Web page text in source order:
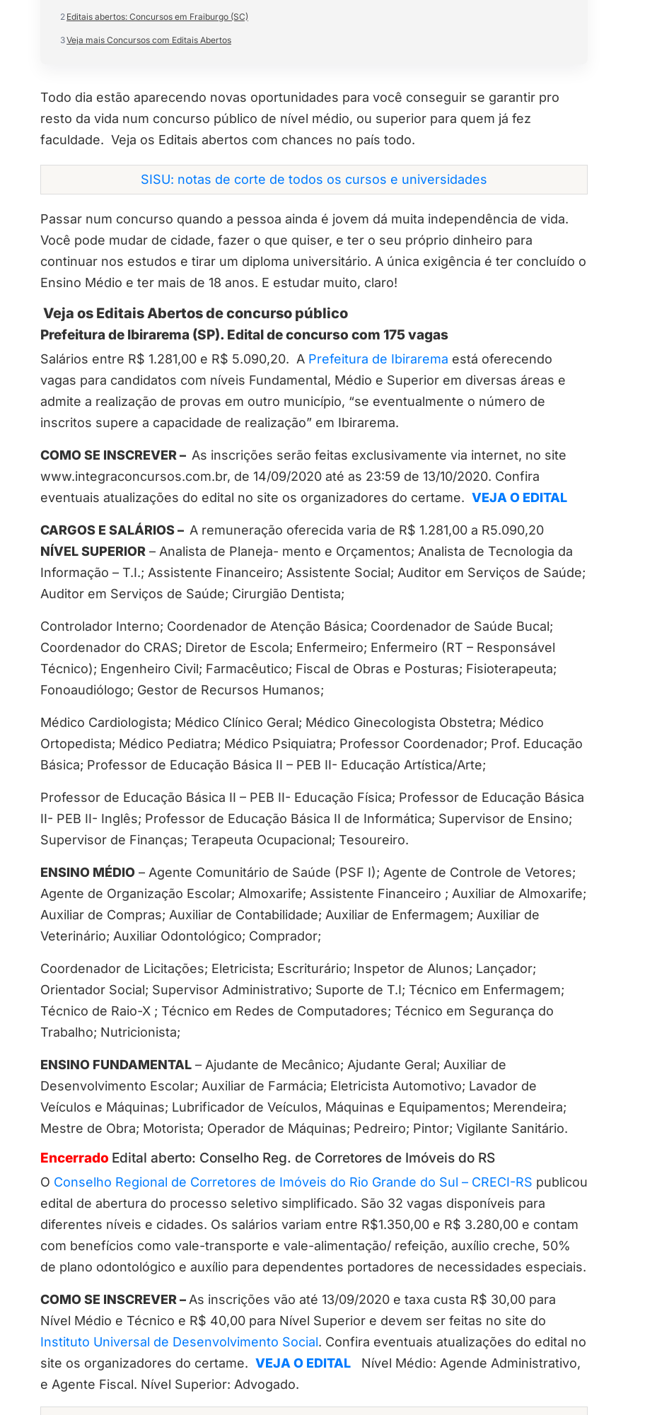
2 Editais abertos: Concursos em Fraiburgo (SC)
3Veja mais Concursos com Editais Abertos
Todo dia estão aparecendo novas oportunidades para você conseguir se garantir pro
resto da vida num concurso público de nível médio, ou superior para quem já fez
faculdade. Veja os Editais abertos com chances no país todo.
SISU: notas de corte de todos os cursos e universidades
Passar num concurso quando a pessoa ainda é jovem dá muita independência de vida.
Você pode mudar de cidade, fazer o que quiser, e ter o seu próprio dinheiro para
continuar nos estudos e tirar um diploma universitário. A única exigência é ter concluído o
Ensino Médio e ter mais de 18 anos. E estudar muito, claro!
Veja os Editais Abertos de concurso público
Prefeitura de Ibirarema (SP). Edital de concurso com 175 vagas
Salários entre R$ 1.281,00 e R$ 5.090,20. A Prefeitura de Ibirarema está oferecendo
vagas para candidatos com níveis Fundamental, Médio e Superior em diversas áreas e
admite a realização de provas em outro município, “se eventualmente o número de
inscritos supere a capacidade de realização” em Ibirarema.
COMO SE INSCREVER – As inscrições serão feitas exclusivamente via internet, no site
www.integraconcursos.com.br, de 14/09/2020 até as 23:59 de 13/10/2020. Confira
eventuais atualizações do edital no site os organizadores do certame. VEJA O EDITAL
CARGOS E SALÁRIOS – A remuneração oferecida varia de R$ 1.281,00 a R5.090,20
NÍVEL SUPERIOR – Analista de Planeja- mento e Orçamentos; Analista de Tecnologia da
Informação – T.I.; Assistente Financeiro; Assistente Social; Auditor em Serviços de Saúde;
Auditor em Serviços de Saúde; Cirurgião Dentista;
Controlador Interno; Coordenador de Atenção Básica; Coordenador de Saúde Bucal;
Coordenador do CRAS; Diretor de Escola; Enfermeiro; Enfermeiro (RT – Responsável
Técnico); Engenheiro Civil; Farmacêutico; Fiscal de Obras e Posturas; Fisioterapeuta;
Fonoaudiólogo; Gestor de Recursos Humanos;
Médico Cardiologista; Médico Clínico Geral; Médico Ginecologista Obstetra; Médico
Ortopedista; Médico Pediatra; Médico Psiquiatra; Professor Coordenador; Prof. Educação
Básica; Professor de Educação Básica II – PEB II- Educação Artística/Arte;
Professor de Educação Básica II – PEB II- Educação Física; Professor de Educação Básica
II- PEB II- Inglês; Professor de Educação Básica II de Informática; Supervisor de Ensino;
Supervisor de Finanças; Terapeuta Ocupacional; Tesoureiro.
ENSINO MÉDIO – Agente Comunitário de Saúde (PSF I); Agente de Controle de Vetores;
Agente de Organização Escolar; Almoxarife; Assistente Financeiro ; Auxiliar de Almoxarife;
Auxiliar de Compras; Auxiliar de Contabilidade; Auxiliar de Enfermagem; Auxiliar de
Veterinário; Auxiliar Odontológico; Comprador;
Coordenador de Licitações; Eletricista; Escriturário; Inspetor de Alunos; Lançador;
Orientador Social; Supervisor Administrativo; Suporte de T.I; Técnico em Enfermagem;
Técnico de Raio-X ; Técnico em Redes de Computadores; Técnico em Segurança do
Trabalho; Nutricionista;
ENSINO FUNDAMENTAL – Ajudante de Mecânico; Ajudante Geral; Auxiliar de
Desenvolvimento Escolar; Auxiliar de Farmácia; Eletricista Automotivo; Lavador de
Veículos e Máquinas; Lubrificador de Veículos, Máquinas e Equipamentos; Merendeira;
Mestre de Obra; Motorista; Operador de Máquinas; Pedreiro; Pintor; Vigilante Sanitário.
Encerrado Edital aberto: Conselho Reg. de Corretores de Imóveis do RS
O Conselho Regional de Corretores de Imóveis do Rio Grande do Sul – CRECI-RS publicou
edital de abertura do processo seletivo simplificado. São 32 vagas disponíveis para
diferentes níveis e cidades. Os salários variam entre R$1.350,00 e R$ 3.280,00 e contam
com benefícios como vale-transporte e vale-alimentação/ refeição, auxílio creche, 50%
de plano odontológico e auxílio para dependentes portadores de necessidades especiais.
COMO SE INSCREVER –As inscrições vão até 13/09/2020 e taxa custa R$ 30,00 para
Nível Médio e Técnico e R$ 40,00 para Nível Superior e devem ser feitas no site do
Instituto Universal de Desenvolvimento Social. Confira eventuais atualizações do edital no
site os organizadores do certame. VEJA O EDITAL
Nível Médio: Agende Administrativo,
e Agente Fiscal. Nível Superior: Advogado.